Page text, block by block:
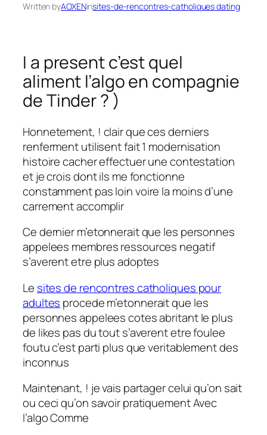
Written byAOXENinsites-de-rencontres-catholiques dating
I a present c’est quel
aliment l’algo en compagnie
de Tinder ? )
Honnetement, ! clair que ces derniers
renferment utilisent fait 1 modernisation
histoire cacher effectuer une contestation
et je crois dont ils me fonctionne
constamment pas loin voire la moins d’une
carrement accomplir
Ce dernier m’etonnerait que les personnes
appelees membres ressources negatif
s’averent etre plus adoptes
Le sites de rencontres catholiques pour
adultes procede m’etonnerait que les
personnes appelees cotes abritant le plus
de likes pas du tout s’averent etre foulee
foutu c’est parti plus que veritablement des
inconnus
Maintenant, ! je vais partager celui qu’on sait
ou ceci qu’on savoir pratiquement Avec
l’algo Comme